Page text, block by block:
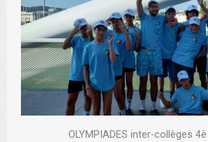
OLYMPIADES inter-collèges